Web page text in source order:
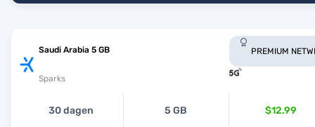
Saudi Arabia 5 GB
Sparks
PREMIUM
30 dagen 5 GB $12.99